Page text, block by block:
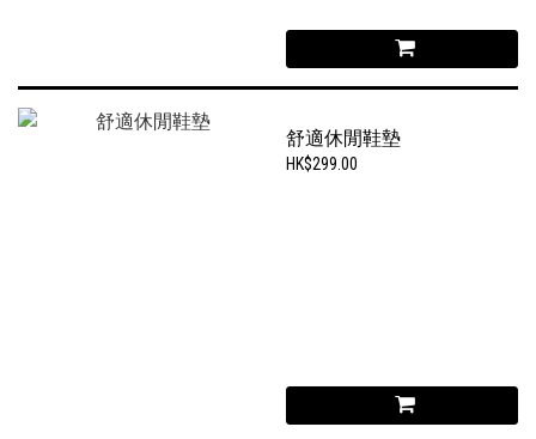
舒適休閒鞋墊
HK$299.00